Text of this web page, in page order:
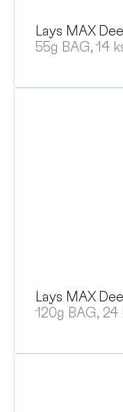
Lays MAX
55g BAG, 14
Lays MAX
120g BAG,